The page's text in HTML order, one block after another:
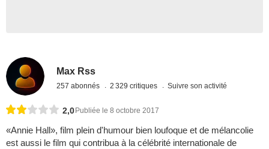
Max Rss
257 abonnés 2 329 critiques Suivre son activité
2,0 Publiée le 8 octobre 2017
«Annie Hall», film plein d'humour bien loufoque et de mélancolie
est aussi le film qui contribua à la célébrité internationale de